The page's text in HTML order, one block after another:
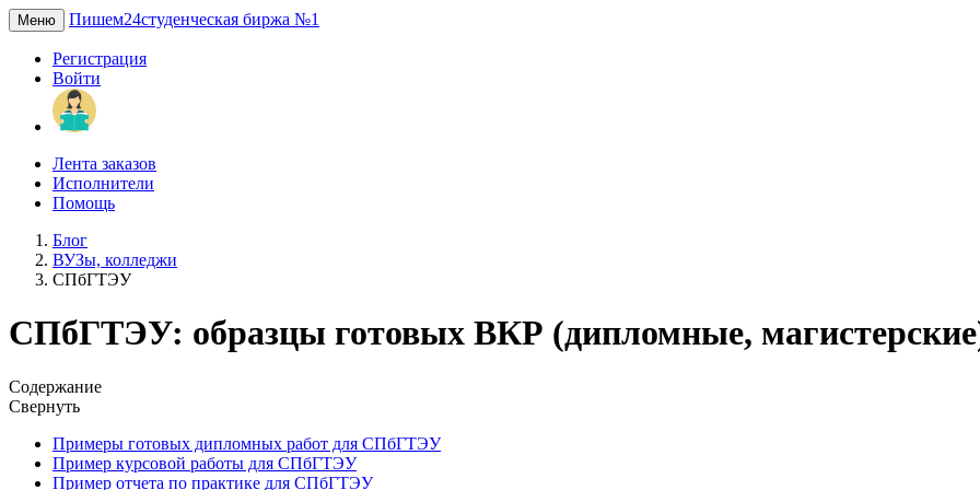
Меню Пишем24студенческая биржа №1
Регистрация
Войти
Лента заказов
Исполнители
Помощь
Блог
ВУЗы, колледжи
СПбГТЭУ
СПбГТЭУ: образцы готовых ВКР (дипломные,
Содержание
Свернуть
Примеры готовых дипломных работ для СПбГТЭУ
Пример курсовой работы для СПбГТЭУ
Пример отчета по практике для СПбГТЭУ